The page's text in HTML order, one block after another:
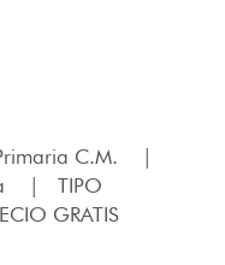
C.M.
TIPO
GRATIS